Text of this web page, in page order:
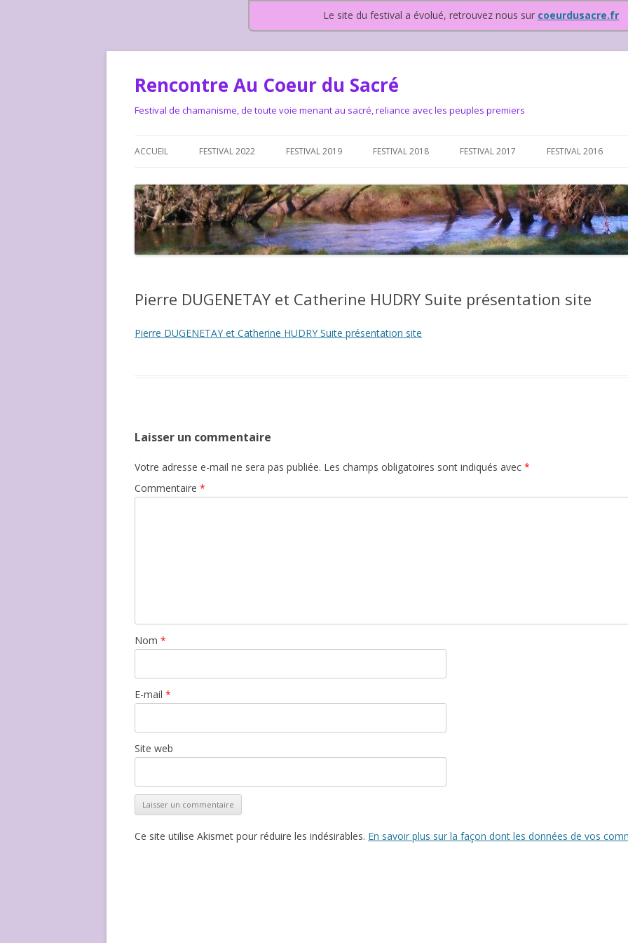
Le site du festival a évolué, retrouvez nous sur coeurdusacre.fr
Rencontre Au Coeur du Sacré
Festival de chamanisme, de toute voie menant au sacré, reliance avec les peuples premiers
ACCUEIL
LA CHARTE DU FESTIVAL
LE FESTIVAL DEPUIS 2015 – QUI
SOMMES-NOUS ?
LE FESTIVAL DEPUIS 2015…OU
ALLONS-NOUS ?
COMMENT FONCTIONNONS
FESTIVAL 2022 FESTIVAL 2019 FESTIVAL 2018 FESTIVAL 2017 FESTIVAL 2016
Pierre DUGENETAY et Catherine HUDRY Suite présentation site
Pierre DUGENETAY et Catherine HUDRY Suite présentation site
Laisser un commentaire
Votre adresse e-mail ne sera pas publiée. Les champs obligatoires sont indiqués avec *
Commentaire *
Nom *
E-mail *
Site web
Ce site utilise Akismet pour réduire les indésirables. En savoir plus sur la façon dont les données de vos